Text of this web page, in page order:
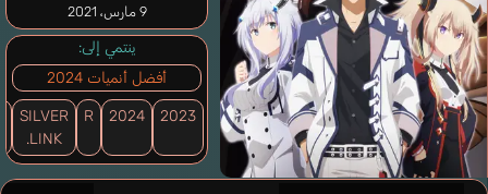
9 مارس، 2021
ينتمي إلى:
أفضل أنميات 2024
2023
2024
R
SILVER
LINK.